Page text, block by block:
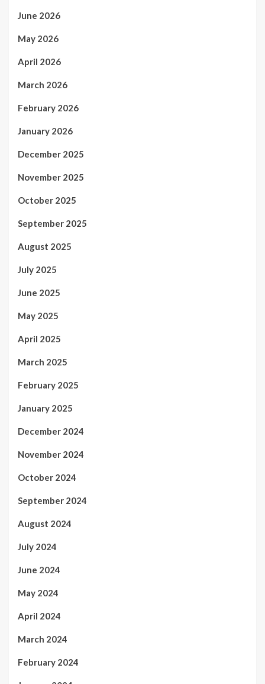
June 2026
May 2026
April 2026
March 2026
February 2026
January 2026
December 2025
November 2025
October 2025
September 2025
August 2025
July 2025
June 2025
May 2025
April 2025
March 2025
February 2025
January 2025
December 2024
November 2024
October 2024
September 2024
August 2024
July 2024
June 2024
May 2024
April 2024
March 2024
February 2024